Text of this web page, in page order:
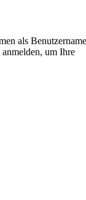
als
um Ihre